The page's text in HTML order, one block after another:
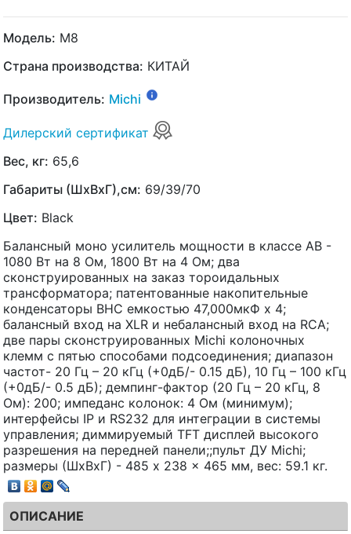
Модель: M8
Страна производства: КИТАЙ
Производитель: Michi
Дилерский сертификат
Вес, кг: 65,6
Габариты (ШхВхГ),см: 69/39/70
Цвет: Black
Балансный моно усилитель мощности в классе AB -
1080 Вт на 8 Ом, 1800 Вт на 4 Ом; два
сконструированных на заказ тороидальных
трансформатора; патентованные накопительные
конденсаторы BHC емкостью 47,000мкФ x 4;
балансный вход на XLR и небалансный вход на RCA;
две пары сконструированных Michi колоночных
клемм с пятью способами подсоединения; диапазон
частот- 20 Гц – 20 кГц (+0дБ/- 0.15 дБ), 10 Гц – 100 кГц
(+0дБ/- 0.5 дБ); демпинг-фактор (20 Гц – 20 кГц, 8
Ом): 200; импеданс колонок: 4 Ом (минимум);
интерфейсы IP и RS232 для интеграции в системы
управления; диммируемый TFT дисплей высокого
разрешения на передней панели;;пульт ДУ Michi;
размеры (ШхВхГ) - 485 x 238 x 465 мм, вес: 59.1 кг.
ОПИСАНИЕ